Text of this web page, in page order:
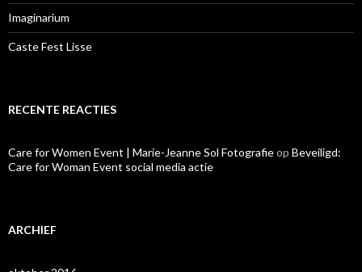
Imaginarium
Caste Fest Lisse
RECENTE REACTIES
Care for Women Event | Marie-Jeanne Sol Fotografieop Beveiligd:
Care for Woman Event social media actie
ARCHIEF